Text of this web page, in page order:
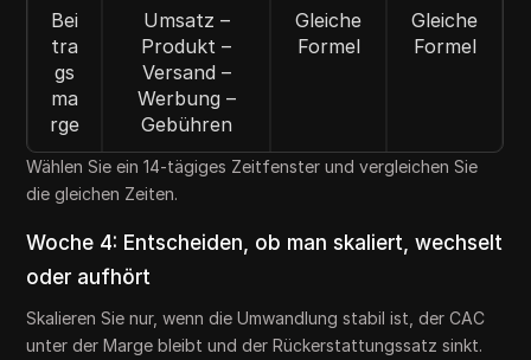
Bei
tra
gs
ma
rge
Umsatz –
Produkt –
Versand –
Werbung –
Gebühren
Gleiche
Formel
Gleiche
Formel
Wählen Sie ein 14-tägiges Zeitfenster und vergleichen Sie
die gleichen Zeiten.
Woche 4: Entscheiden, ob man skaliert, wechselt
oder aufhört
Skalieren Sie nur, wenn die Umwandlung stabil ist, der CAC
unter der Marge bleibt und der Rückerstattungssatz sinkt.